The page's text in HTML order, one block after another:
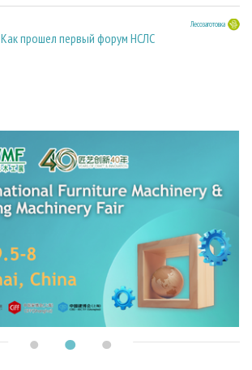
Лесозаготовка
Как прошел первый форум НСЛС